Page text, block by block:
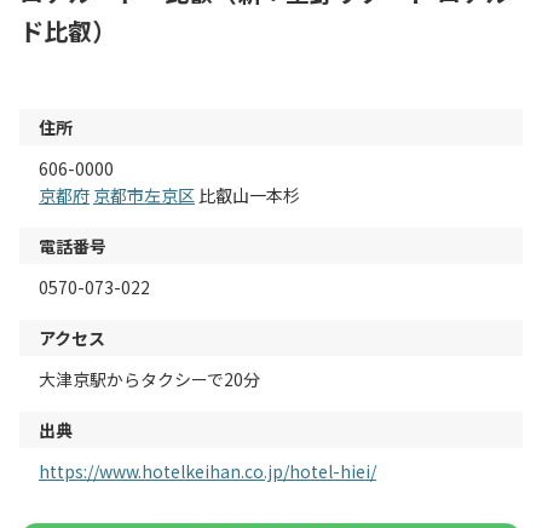
ド比叡）
住所
606-0000
京都府 京都市左京区 比叡山一本杉
電話番号
0570-073-022
アクセス
大津京駅からタクシーで20分
出典
https://www.hotelkeihan.co.jp/hotel-hiei/